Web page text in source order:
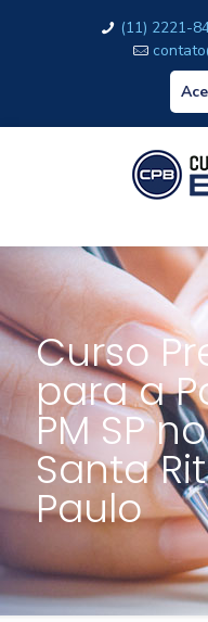
(11) 2221-
Curso
para a
PM SP
Santa
Paulo